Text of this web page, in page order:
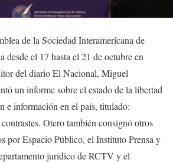
de la Sociedad Interamericana de
desde el 17 hasta el 21 de octubre en
del diario El Nacional, Miguel
un informe sobre el estado de la libertad
e información en el país, titulado:
Otero también consignó otros
por Espacio Público, el Instituto Prensa y
jurídico de RCTV y el